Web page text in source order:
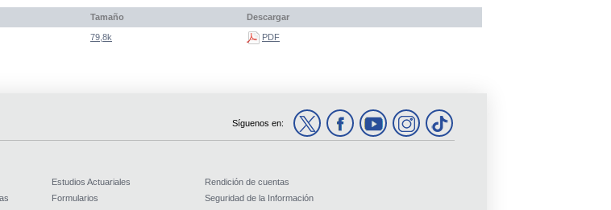
Tamaño Descargar
79,8k PDF
Síguenos en:
Estudios Actuariales
Formularios
Rendición de cuentas
Seguridad de la Información